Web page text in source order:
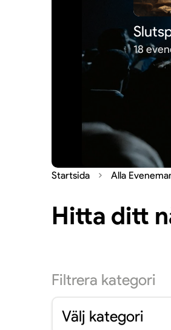
18
Startsida Alla
Hitta ditt
Filtrera kategori
Välj kategori